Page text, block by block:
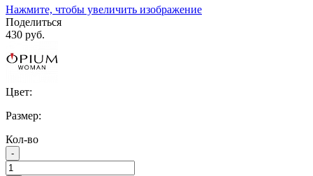
Нажмите, чтобы увеличить изображение
Поделиться
430 руб.
Цвет:
Размер:
Кол-во
-